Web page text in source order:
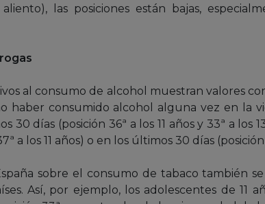
las posiciones están bajas,
al consumo de alcohol muestran valores
haber consumido alcohol alguna vez en la
30 días (posición 36ª a los 11 años y 33ª a los
a los 11 años) o en los últimos 30 días (posición
sobre el consumo de tabaco también
Así, por ejemplo, los adolescentes de 11